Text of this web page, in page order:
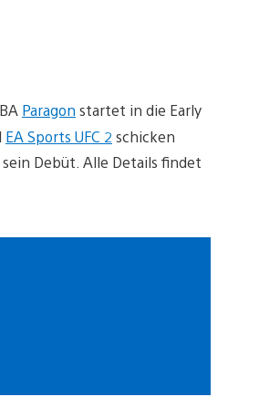
Paragon startet in die Early
EA Sports UFC 2 schicken
Debüt. Alle Details findet